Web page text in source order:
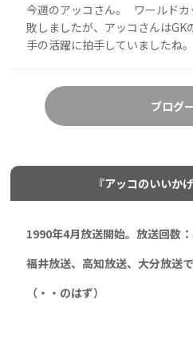
今週のアッコさん。 ワールド
敗しましたが、アッコさんは
手の活躍に拍手していましたね
ブログ
『アッコのいいか
1990年4月放送開始。放送回数
福井放送、高知放送、大分放送
（・・のはず）